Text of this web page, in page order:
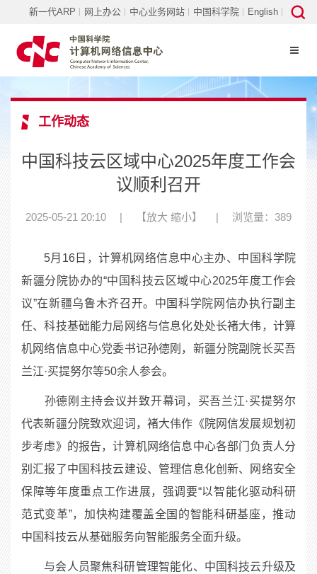
新一代ARP 网上办公 中心业务网站 中国科学院 English
工作动态
中国科技云区域中心2025年度工作会
议顺利召开
2025-05-21 20:10 【放大 缩小】 浏览量：389
5月 16日，计算机网络信息中心主办、中国科学院
新疆分院协办的“中国科技云区域中心2025年度工作会
议”在新疆乌鲁木齐召开。中国科学院网信办执行副主
任、科技基础能力局网络与信息化处处长褚大伟，计算
机网络信息中心党委书记孙德刚，新疆分院副院长买吾
兰江·买提努尔等50余人参会。
孙德刚主持会议并致开幕词，买吾兰江·买提努尔
代表新疆分院致欢迎词，褚大伟作《院网信发展规划初
步考虑》的报告，计算机网络信息中心各部门负责人分
别汇报了中国科技云建设、管理信息化创新、网络安全
保障等年度重点工作进展，强调要“以智能化驱动科研
范式变革”，加快构建覆盖全国的智能科研基座，推动
中国科技云从基础服务向智能服务全面升级。
与会人员聚焦科研管理智能化、中国科技云升级及